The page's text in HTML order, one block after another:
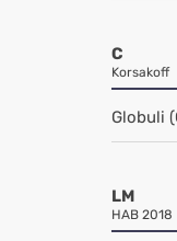
C
Korsakoff
Globuli
LM
HAB 2018